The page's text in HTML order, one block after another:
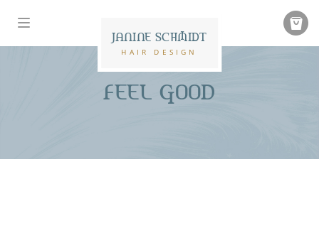
JANINE SCHMIDT
HAIR DESIGN
FEEL GOOD